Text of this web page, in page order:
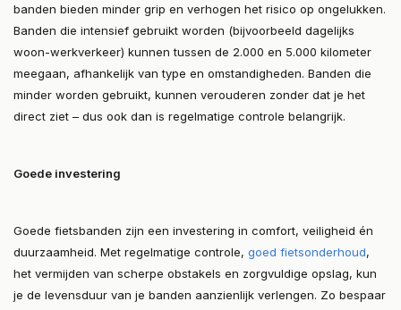
banden bieden minder grip en verhogen het risico op ongelukken.
Banden die intensief gebruikt worden (bijvoorbeeld dagelijks
woon-werkverkeer) kunnen tussen de 2.000 en 5.000 kilometer
meegaan, afhankelijk van type en omstandigheden. Banden die
minder worden gebruikt, kunnen verouderen zonder dat je het
direct ziet – dus ook dan is regelmatige controle belangrijk.
Goede investering
Goede fietsbanden zijn een investering in comfort, veiligheid én
duurzaamheid. Met regelmatige controle, goed fietsonderhoud,
het vermijden van scherpe obstakels en zorgvuldige opslag, kun
je de levensduur van je banden aanzienlijk verlengen. Zo bespaar